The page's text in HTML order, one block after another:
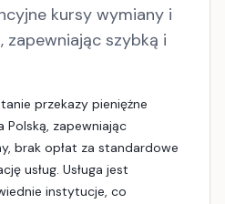
kursy wymiany i
zapewniając szybką i
przekazy pieniężne
Polską, zapewniając
brak opłat za standardowe
usług. Usługa jest
instytucje, co